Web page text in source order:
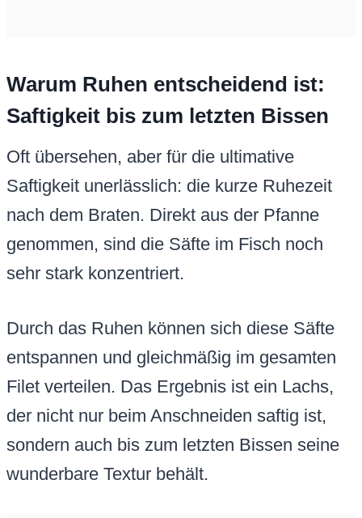
Warum Ruhen entscheidend ist:
Saftigkeit bis zum letzten Bissen
Oft übersehen, aber für die ultimative
Saftigkeit unerlässlich: die kurze Ruhezeit
nach dem Braten. Direkt aus der Pfanne
genommen, sind die Säfte im Fisch noch
sehr stark konzentriert.
Durch das Ruhen können sich diese Säfte
entspannen und gleichmäßig im gesamten
Filet verteilen. Das Ergebnis ist ein Lachs,
der nicht nur beim Anschneiden saftig ist,
sondern auch bis zum letzten Bissen seine
wunderbare Textur behält.